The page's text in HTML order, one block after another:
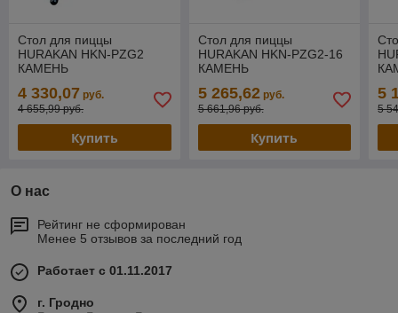
Стол для пиццы
HURAKAN HKN-PZG2
КАМЕНЬ
4 330,07 руб.
4 655,99 руб.
Купить
Стол для пиццы
HURAKAN HKN-PZG2-16
КАМЕНЬ
5 265,62руб.
5 661,96 руб.
Купить
5
5
О нас
Рейтинг не сформирован
Менее 5 отзывов за последний год
Работает с 01.11.2017
г. Гродно